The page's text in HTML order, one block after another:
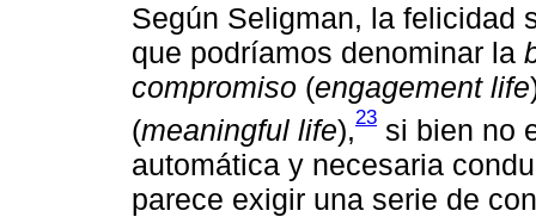
Según Seligman, la felicidad
que podríamos denominar la
compromiso (engagement life
(meaningful life),23 si bien no
automática y necesaria
parece exigir una serie de